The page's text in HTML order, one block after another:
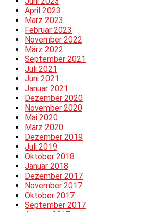
April 2023
März 2023
Februar 2023
November 2022
März 2022
September 2021
Juli 2021
Juni 2021
Januar 2021
Dezember 2020
November 2020
Mai 2020
März 2020
Dezember 2019
Juli 2019
Oktober 2018
Januar 2018
Dezember 2017
November 2017
Oktober 2017
September 2017